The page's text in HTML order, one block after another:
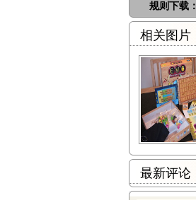
规则下载：
相关图片
最新评论